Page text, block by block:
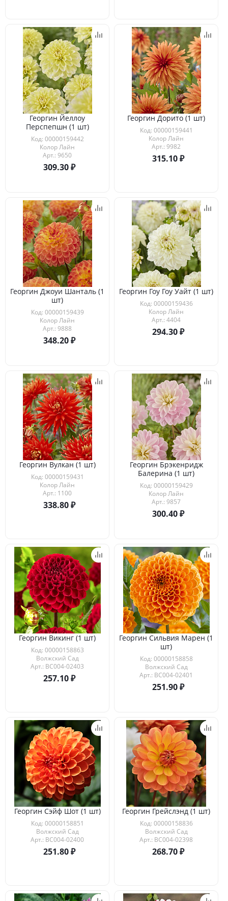
Георгин Йеллоу
Перспепшн (1 шт)
Код: 00000159442
Колор Лайн
Арт.: 9650
309.30
Георгин Дорито (1 шт)
Код: 00000159441
Колор Лайн
Арт.: 9982
315.10
Георгин Джоуи Шанталь (1
шт)
Код: 00000159439
Колор Лайн
Арт.: 9888
348.20
Георгин Гоу Гоу Уайт (1 шт)
Код: 00000159436
Колор Лайн
Арт.: 4404
294.30
Георгин Вулкан (1 шт)
Код: 00000159431
Колор Лайн
Арт.: 1100
338.80
Георгин Брэкенридж
Балерина (1 шт)
Код: 00000159429
Колор Лайн
Арт.: 9857
300.40
Георгин Викинг (1 шт)
Код: 00000158863
Волжский Сад
Арт.: ВС004-02403
257.10
Георгин Сильвия Марен (1
шт)
Код: 00000158858
Волжский Сад
Арт.: ВС004-02401
251.90
Георгин Сэйф Шот (1 шт)
Код: 00000158851
Волжский Сад
Арт.: ВС004-02400
251.80
Георгин Грейслэнд (1 шт)
Код: 00000158836
Волжский Сад
Арт.: ВС004-02398
268.70